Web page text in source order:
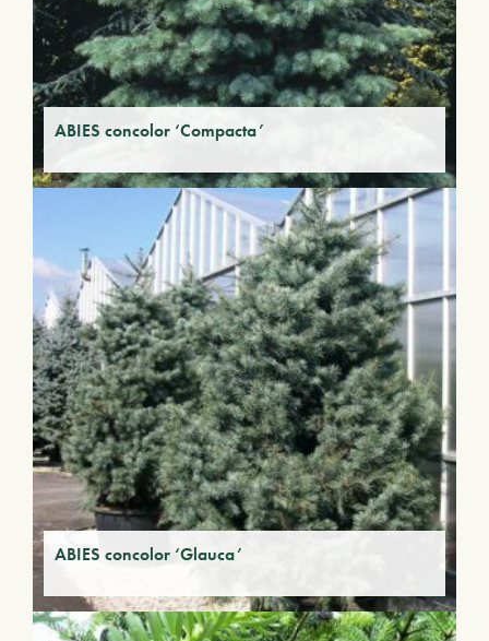
ABIES concolor ‘Compacta’
ABIES concolor ‘Glauca’